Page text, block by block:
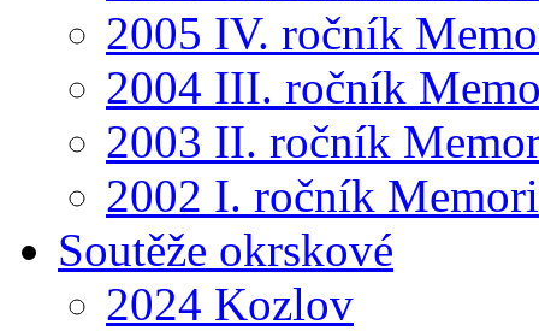
2005 IV. ročník
2004 III. ročník
2003 II. ročník
2002 I. ročník
Soutěže okrskové
2024 Kozlov